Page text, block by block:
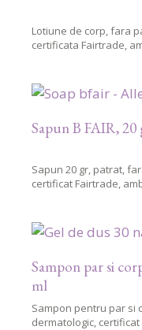
Lotiune de corp, fara
certificata Fairtrade,
Sapun B FAIR,
Sapun 20 gr, patrat,
certificat Fairtrade,
Sampon par si
ml
Sampon pentru par si
dermatologic, certificat